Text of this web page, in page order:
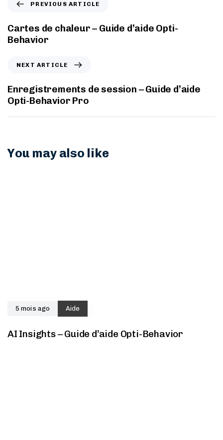
PREVIOUS ARTICLE
Cartes de chaleur – Guide d’aide Opti-
Behavior
NEXT ARTICLE
Enregistrements de session – Guide d’aide
Opti-Behavior Pro
You may also like
5 mois ago Aide
AI Insights – Guide d’aide Opti-Behavior